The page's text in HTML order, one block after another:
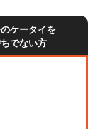
のケータイを
でない方